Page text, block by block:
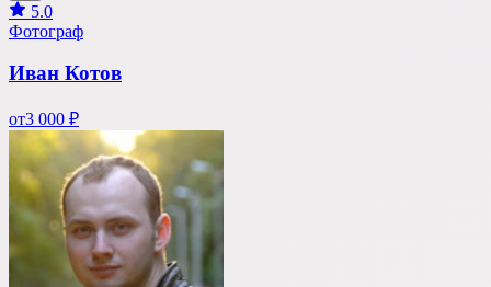
5.0
Фотограф
Иван Котов
от3 000 ₽